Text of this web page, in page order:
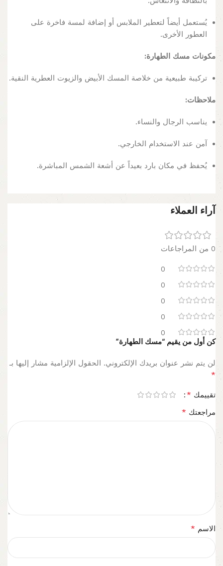
يُستعمل أيضاً لتعطير الملابس أو إضافة لمسة فاخرة على
العطور الأخرى.
مكونات مسك الطهارة:
تركيبة طبيعية من خلاصة المسك الأبيض والزيوت العطرية النقية.
ملاحظات:
يناسب الرجال والنساء.
آمن عند الاستخدام الخارجي.
يُحفظ في مكان بارد بعيداً عن أشعة الشمس المباشرة.
آراء العملاء
0 من المراجاعات
0
0
0
0
0
كن أول من يقيم “مسك الطهارة”
لن يتم نشر عنوان بريدك الإلكتروني. الحقول الإلزامية مشار إليها بـ
*
تقييمك *
مراجعتك *
الاسم *